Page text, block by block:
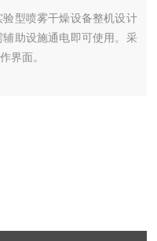
型喷雾干燥设备整机设计
助设施通电即可使用。采
界面。